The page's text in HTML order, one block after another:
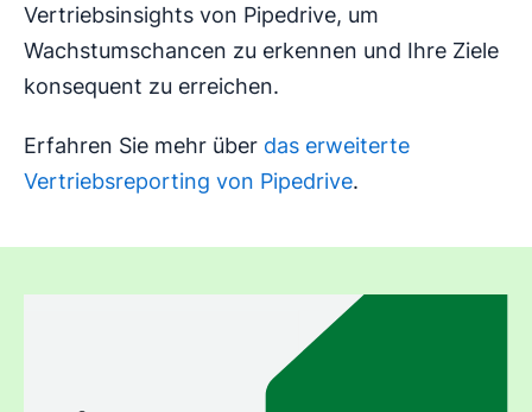
Vertriebsinsights von Pipedrive, um
Wachstumschancen zu erkennen und Ihre Ziele
konsequent zu erreichen.
Erfahren Sie mehr über das erweiterte
Vertriebsreporting von Pipedrive.